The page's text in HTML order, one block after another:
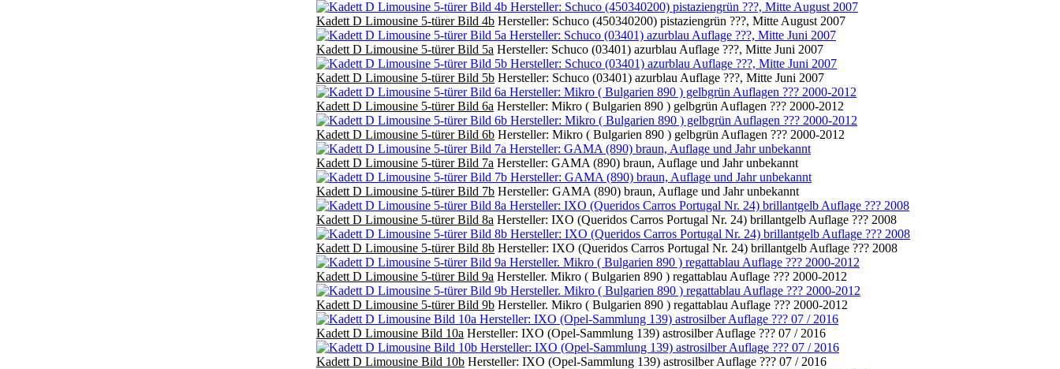
Kadett D Limousine 5-türer Bild 4b Hersteller: Schuco (450340200) pistaziengrün ???, Mitte August 2007
Kadett D Limousine 5-türer Bild 5a Hersteller: Schuco (03401) azurblau Auflage ???, Mitte Juni 2007
Kadett D Limousine 5-türer Bild 5b Hersteller: Schuco (03401) azurblau Auflage ???, Mitte Juni 2007
Kadett D Limousine 5-türer Bild 6a Hersteller: Mikro ( Bulgarien 890 ) gelbgrün Auflagen ??? 2000-2012
Kadett D Limousine 5-türer Bild 6b Hersteller: Mikro ( Bulgarien 890 ) gelbgrün Auflagen ??? 2000-2012
Kadett D Limousine 5-türer Bild 7a Hersteller: GAMA (890) braun, Auflage und Jahr unbekannt
Kadett D Limousine 5-türer Bild 7b Hersteller: GAMA (890) braun, Auflage und Jahr unbekannt
Kadett D Limousine 5-türer Bild 8a Hersteller: IXO (Queridos Carros Portugal Nr. 24) brillantgelb Auflage ??? 2008
Kadett D Limousine 5-türer Bild 8b Hersteller: IXO (Queridos Carros Portugal Nr. 24) brillantgelb Auflage ??? 2008
Kadett D Limousine 5-türer Bild 9a Hersteller. Mikro ( Bulgarien 890 ) regattablau Auflage ??? 2000-2012
Kadett D Limousine 5-türer Bild 9b Hersteller. Mikro ( Bulgarien 890 ) regattablau Auflage ??? 2000-2012
Kadett D Limousine Bild 10a Hersteller: IXO (Opel-Sammlung 139) astrosilber Auflage ??? 07 / 2016
Kadett D Limousine Bild 10b Hersteller: IXO (Opel-Sammlung 139) astrosilber Auflage ??? 07 / 2016